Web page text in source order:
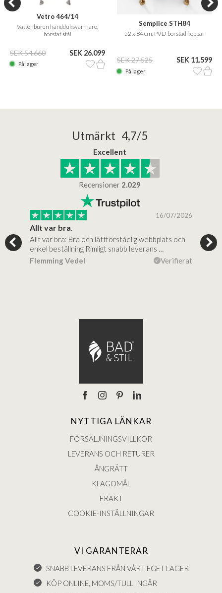
Vetro 464/14
Vattenburen handduksvärmare,
borstat stål
SEK 54.660 SEK 26.099
På lager
Semplice STH84
52 x 84 cm, PVD borstad koppar
SEK 27.525 SEK 11.599
På lager
Utmärkt 4,7/5
Excellent
Recensioner 2.029
16/07/2026
Allt var bra.
Allt var bra: Bra och lättförståelig webbplats och
enkel beställning Rimligt snabb leverans …
Flemming Vedel
Verifierat
Jag
NYTTIGA LÄNKAR
FÖRSÄLJNINGSVILLKOR
LEVERANS OCH RETURER
ÅNGRÄTT
KLAGOMÅL
FRAKT
COOKIE-INSTÄLLNINGAR
VI GARANTERAR
SNABB LEVERANS FRÅN VÅRT EGET LAGER
KÖP ONLINE, MOMS/TULL INGÅR